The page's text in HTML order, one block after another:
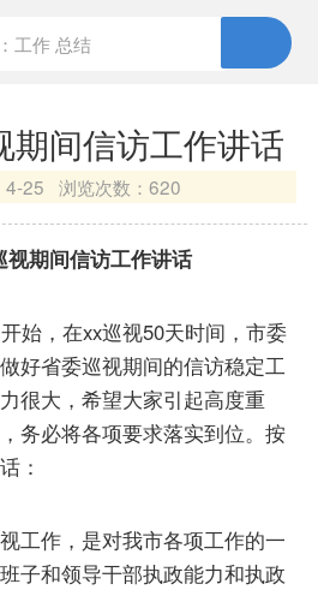
期间信访工作讲话
4-25 浏览次数：620
视期间信访工作讲话
始，在xx巡视50天时间，市委
好省委巡视期间的信访稳定工
很大，希望大家引起高度重
务必将各项要求落实到位。按
：
工作，是对我市各项工作的一
子和领导干部执政能力和执政